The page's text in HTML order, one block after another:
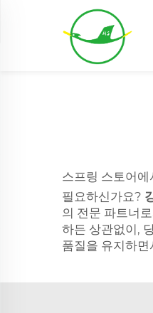
스프링 스토어
필요하신가요?
의 전문 파트너
하든 상관없이,
품질을 유지하